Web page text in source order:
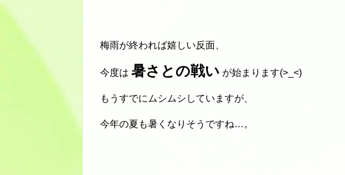
梅雨が終われば嬉しい反面、
今度は 暑さとの戦い が始まります(>_<)
もうすでにムシムシしていますが、
今年の夏も暑くなりそうですね…。